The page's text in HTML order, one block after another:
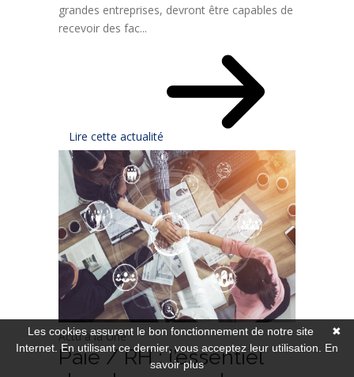
grandes entreprises, devront être capables de
recevoir des fac...
Lire cette actualité
Actu à la Une
Paie / RH : l’essentiel
✖
Les cookies assurent le bon fonctionnement de notre site
Internet. En utilisant ce dernier, vous acceptez leur utilisation. En
savoir plus